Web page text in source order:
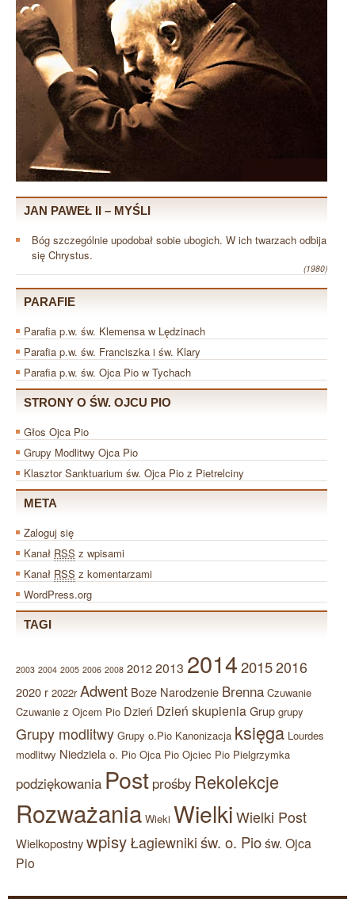
JAN PAWEŁ II – MYŚLI
Bóg szczególnie upodobał sobie ubogich. W ich twarzach odbija
się Chrystus.
(1980)
PARAFIE
Parafia p.w. św. Klemensa w Lędzinach
Parafia p.w. św. Franciszka i św. Klary
Parafia p.w. św. Ojca Pio w Tychach
STRONY O ŚW. OJCU PIO
Głos Ojca Pio
Grupy Modlitwy Ojca Pio
Klasztor Sanktuarium św. Ojca Pio z Pietrelciny
META
Zaloguj się
Kanał RSS z wpisami
Kanał RSS z komentarzami
WordPress.org
TAGI
2003 2004 2005 2006 2008 20122013 201420152016
2020 r 2022r Adwent Boze Narodzenie Brenna Czuwanie
Czuwanie z Ojcem Pio Dzień Dzień skupieniaGrup grupy
Grupy modlitwy Grupy o.Pio Kanonizacja księga Lourdes
modlitwy Niedziela o. Pio Ojca Pio Ojciec Pio Pielgrzymka
podziękowania Post prośby Rekolekcje
Rozważania Wieki Wielki Wielki Post
Wielkopostnywpisy Łagiewniki św. o. Piośw. Ojca
Pio